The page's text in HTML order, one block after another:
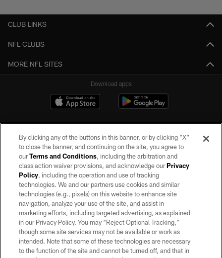
CLUB LINKS
NFL CLUBS
MORE NFL SITES
Download apps
©2026 by the Las Vegas Raiders. All rights reserved. No portion of this site
may be reproduced without the express written permission of the Las Vegas
Raiders.
PRIVACY POLICY
TERMS OF SERVICE
ACCESSIBILITY
By clicking any of the buttons in this banner, or by clicking "X"
to close the banner, and continuing on the site, you agree to
ourTerms and Conditions, including the arbitration and
class action waiver provisions, and acknowledge ourPrivacy
Policy, including the operation and use of tracking
technologies. We and our partners use cookies and similar
technologies (e.g., pixels) on this website to enhance site
navigation, analyze your use of the site, and assist in
marketing efforts, including targeted advertising, as explained
in our Privacy Policy. You may “Reject Optional Tracking,”
though some site services may not be available or work as
intended. Note that some of these technologies are necessary
to the function of the site and cannot be turned off, and that in